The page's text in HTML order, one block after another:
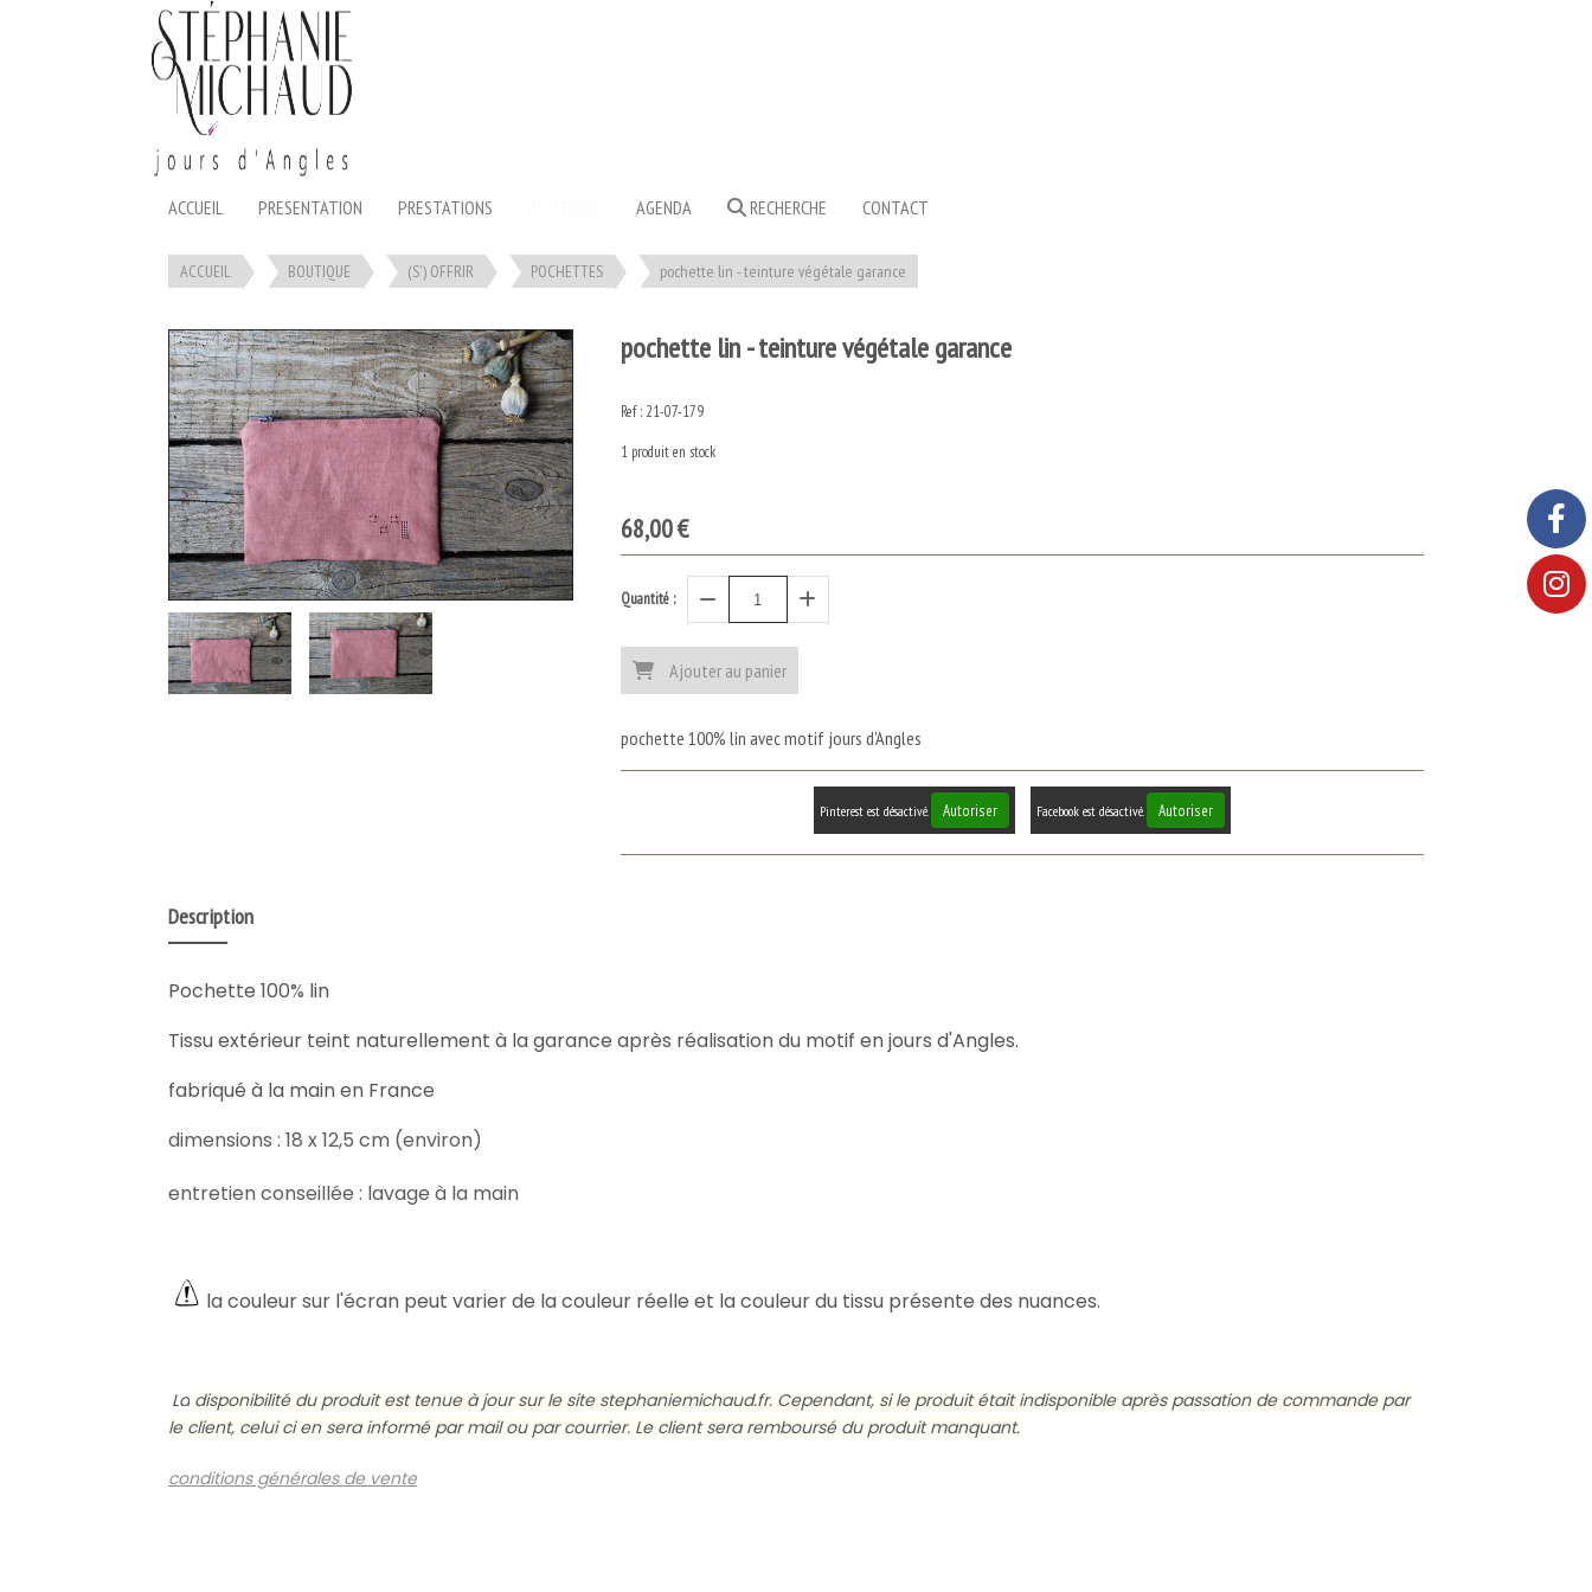
ACCUEIL PRESENTATION PRESTATIONS AGENDA RECHERCHE CONTACT
ACCUEIL BOUTIQUE (S') OFFRIR POCHETTES pochette lin - teinture végétale garance
pochette lin - teinture végétale garance
Ref : 21-07-179
68,00€
1produit en stock
Quantité :
Ajouter au panier
pochette 100% lin avec motif jours d'Angles
Pinterest est désactivé. Autoriser Facebook est désactivé. Autoriser
Description
Pochette 100% lin
Tissu extérieur teint naturellement à la garance après réalisation du motif en jours d'Angles.
fabriqué à la main en France
dimensions : 18 x 12,5 cm (environ)
entretien conseillée : lavage à la main
la couleur sur l'écran peut varier de la couleur réelle et la couleur du tissu présente des nuances.
La disponibilité du produit est tenue à jour sur le site stephaniemichaud.fr. Cependant, si le produit était indisponible après passation de commande par
le client, celui ci en sera informé par mail ou par courrier. Le client sera remboursé du produit manquant.
conditions générales de vente
Panneau de gestion des cookies